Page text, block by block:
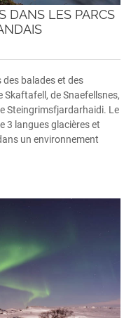
DANS LES PARCS
balades et des
de Snaefellsnes,
Steingrimsfjardarhaidi. Le
3 langues glacières et
un environnement